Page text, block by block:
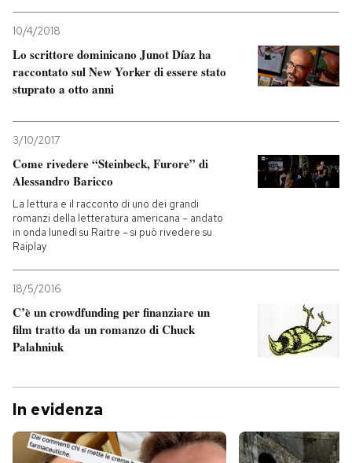
10/4/2018
Lo scrittore dominicano Junot Díaz ha
raccontato sul New Yorker di essere stato
stuprato a otto anni
3/10/2017
Come rivedere “Steinbeck, Furore” di
Alessandro Baricco
La lettura e il racconto di uno dei grandi
romanzi della letteratura americana – andato
in onda lunedì su Raitre – si può rivedere su
Raiplay
18/5/2016
C’è un crowdfunding per finanziare un
film tratto da un romanzo di Chuck
Palahniuk
In evidenza